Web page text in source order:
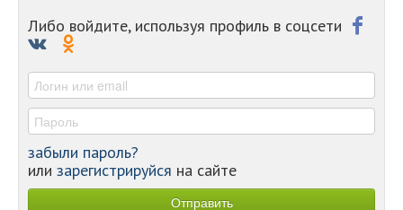
-
Либо войдите, используя профиль в соцсети
забыли пароль?
или зарегистрируйся на сайте